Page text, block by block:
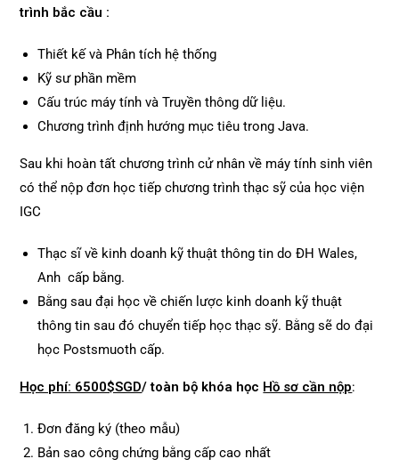
trình bắc cầu :
Thiết kế và Phân tích hệ thống
Kỹ sư phần mềm
Cấu trúc máy tính và Truyền thông dữ liệu.
Chương trình định hướng mục tiêu trong Java.
Sau khi hoàn tất chương trình cử nhân về máy tính sinh viên
có thể nộp đơn học tiếp chương trình thạc sỹ của học viện
IGC
Thạc sĩ về kinh doanh kỹ thuật thông tin do ĐH Wales,
Anh cấp bằng.
Bằng sau đại học về chiến lược kinh doanh kỹ thuật
thông tin sau đó chuyển tiếp học thạc sỹ. Bằng sẽ do đại
học Postsmuoth cấp.
Học phí: 6500$SGD/ toàn bộ khóa học Hồ sơ cần nộp:
Đơn đăng ký (theo mẫu)
Bản sao công chứng bằng cấp cao nhất